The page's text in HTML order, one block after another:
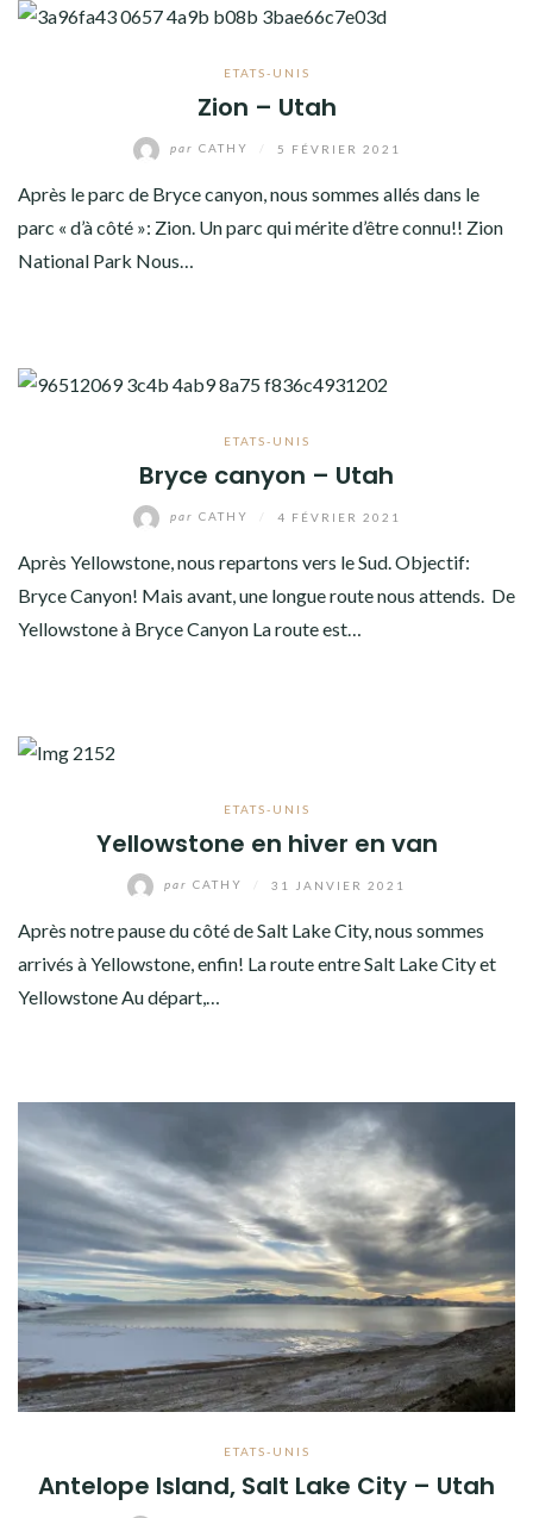
ETATS-UNIS
Zion – Utah
par CATHY 5 FÉVRIER 2021
Après le parc de Bryce canyon, nous sommes allés dans le
parc « d’à côté »: Zion. Un parc qui mérite d’être connu!! Zion
National Park Nous…
ETATS-UNIS
Bryce canyon – Utah
par CATHY 4 FÉVRIER 2021
Après Yellowstone, nous repartons vers le Sud. Objectif:
Bryce Canyon! Mais avant, une longue route nous attends. De
Yellowstone à Bryce Canyon La route est…
ETATS-UNIS
Yellowstone en hiver en van
par CATHY 31 JANVIER 2021
Après notre pause du côté de Salt Lake City, nous sommes
arrivés à Yellowstone, enfin! La route entre Salt Lake City et
Yellowstone Au départ,…
ETATS-UNIS
Antelope Island, Salt Lake City – Utah